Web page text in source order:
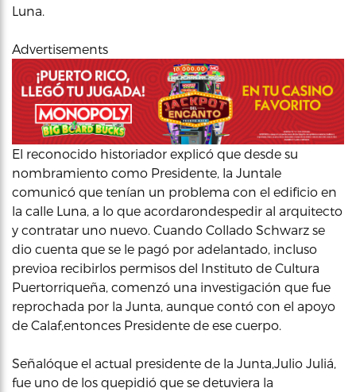
Luna.
Advertisements
El reconocido historiador explicó que desde su
nombramiento como Presidente, la Juntale
comunicó que tenían un problema con el edificio en
la calle Luna, a lo que acordarondespedir al arquitecto
y contratar uno nuevo. Cuando Collado Schwarz se
dio cuenta que se le pagó por adelantado, incluso
previoa recibirlos permisos del Instituto de Cultura
Puertorriqueña, comenzó una investigación que fue
reprochada por la Junta, aunque contó con el apoyo
de Calaf,entonces Presidente de ese cuerpo.
Señalóque el actual presidente de la Junta,Julio Juliá,
fue uno de los quepidió que se detuviera la